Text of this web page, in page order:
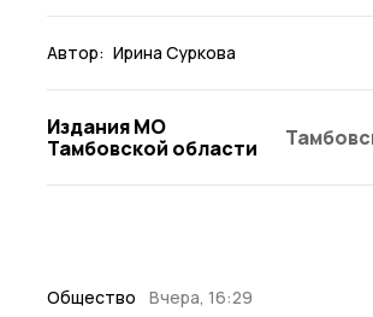
Автор: Ирина Суркова
Издания МО
Тамбовской области
Общество Вчера, 16:29